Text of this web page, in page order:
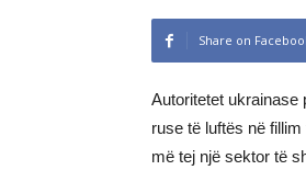
Share on
Autoritetet ukrainase
ruse të luftës në
më tej një sektor të